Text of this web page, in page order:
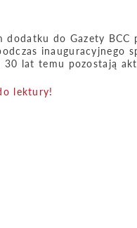
dodatku do Gazety BCC
inauguracyjnego
30 lat temu pozostają
lektury!